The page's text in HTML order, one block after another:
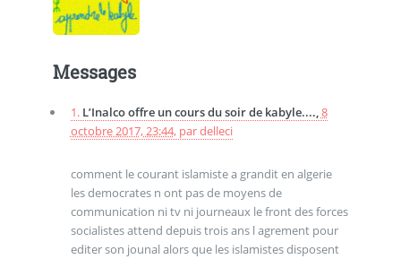
Messages
1. L’Inalco offre un cours du soir de kabyle....,8
octobre 2017, 23:44, pardelleci
comment le courant islamiste a grandit en algerie
les democrates n ont pas de moyens de
communication ni tv ni journeaux le front des forces
socialistes attend depuis trois ans l agrement pour
editer son jounal alors que les islamistes disposent